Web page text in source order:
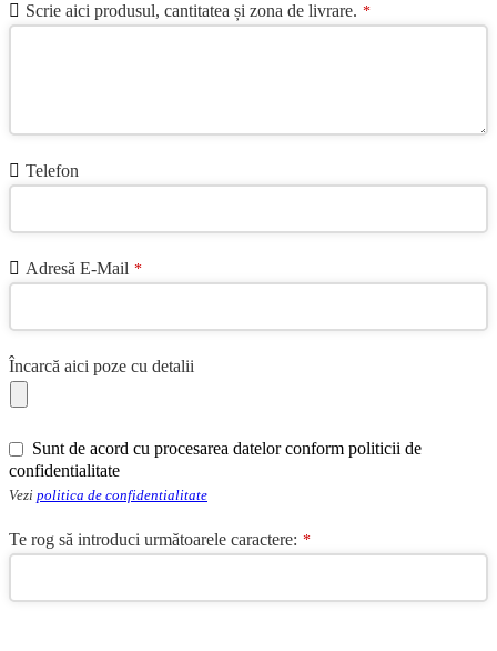
Scrie aici produsul, cantitatea și zona de livrare. *
Telefon
Adresă E-Mail *
Încarcă aici poze cu detalii
Sunt de acord cu procesarea datelor conform politicii de
confidentialitate
Vezi politica de confidentialitate
Te rog să introduci următoarele caractere: *